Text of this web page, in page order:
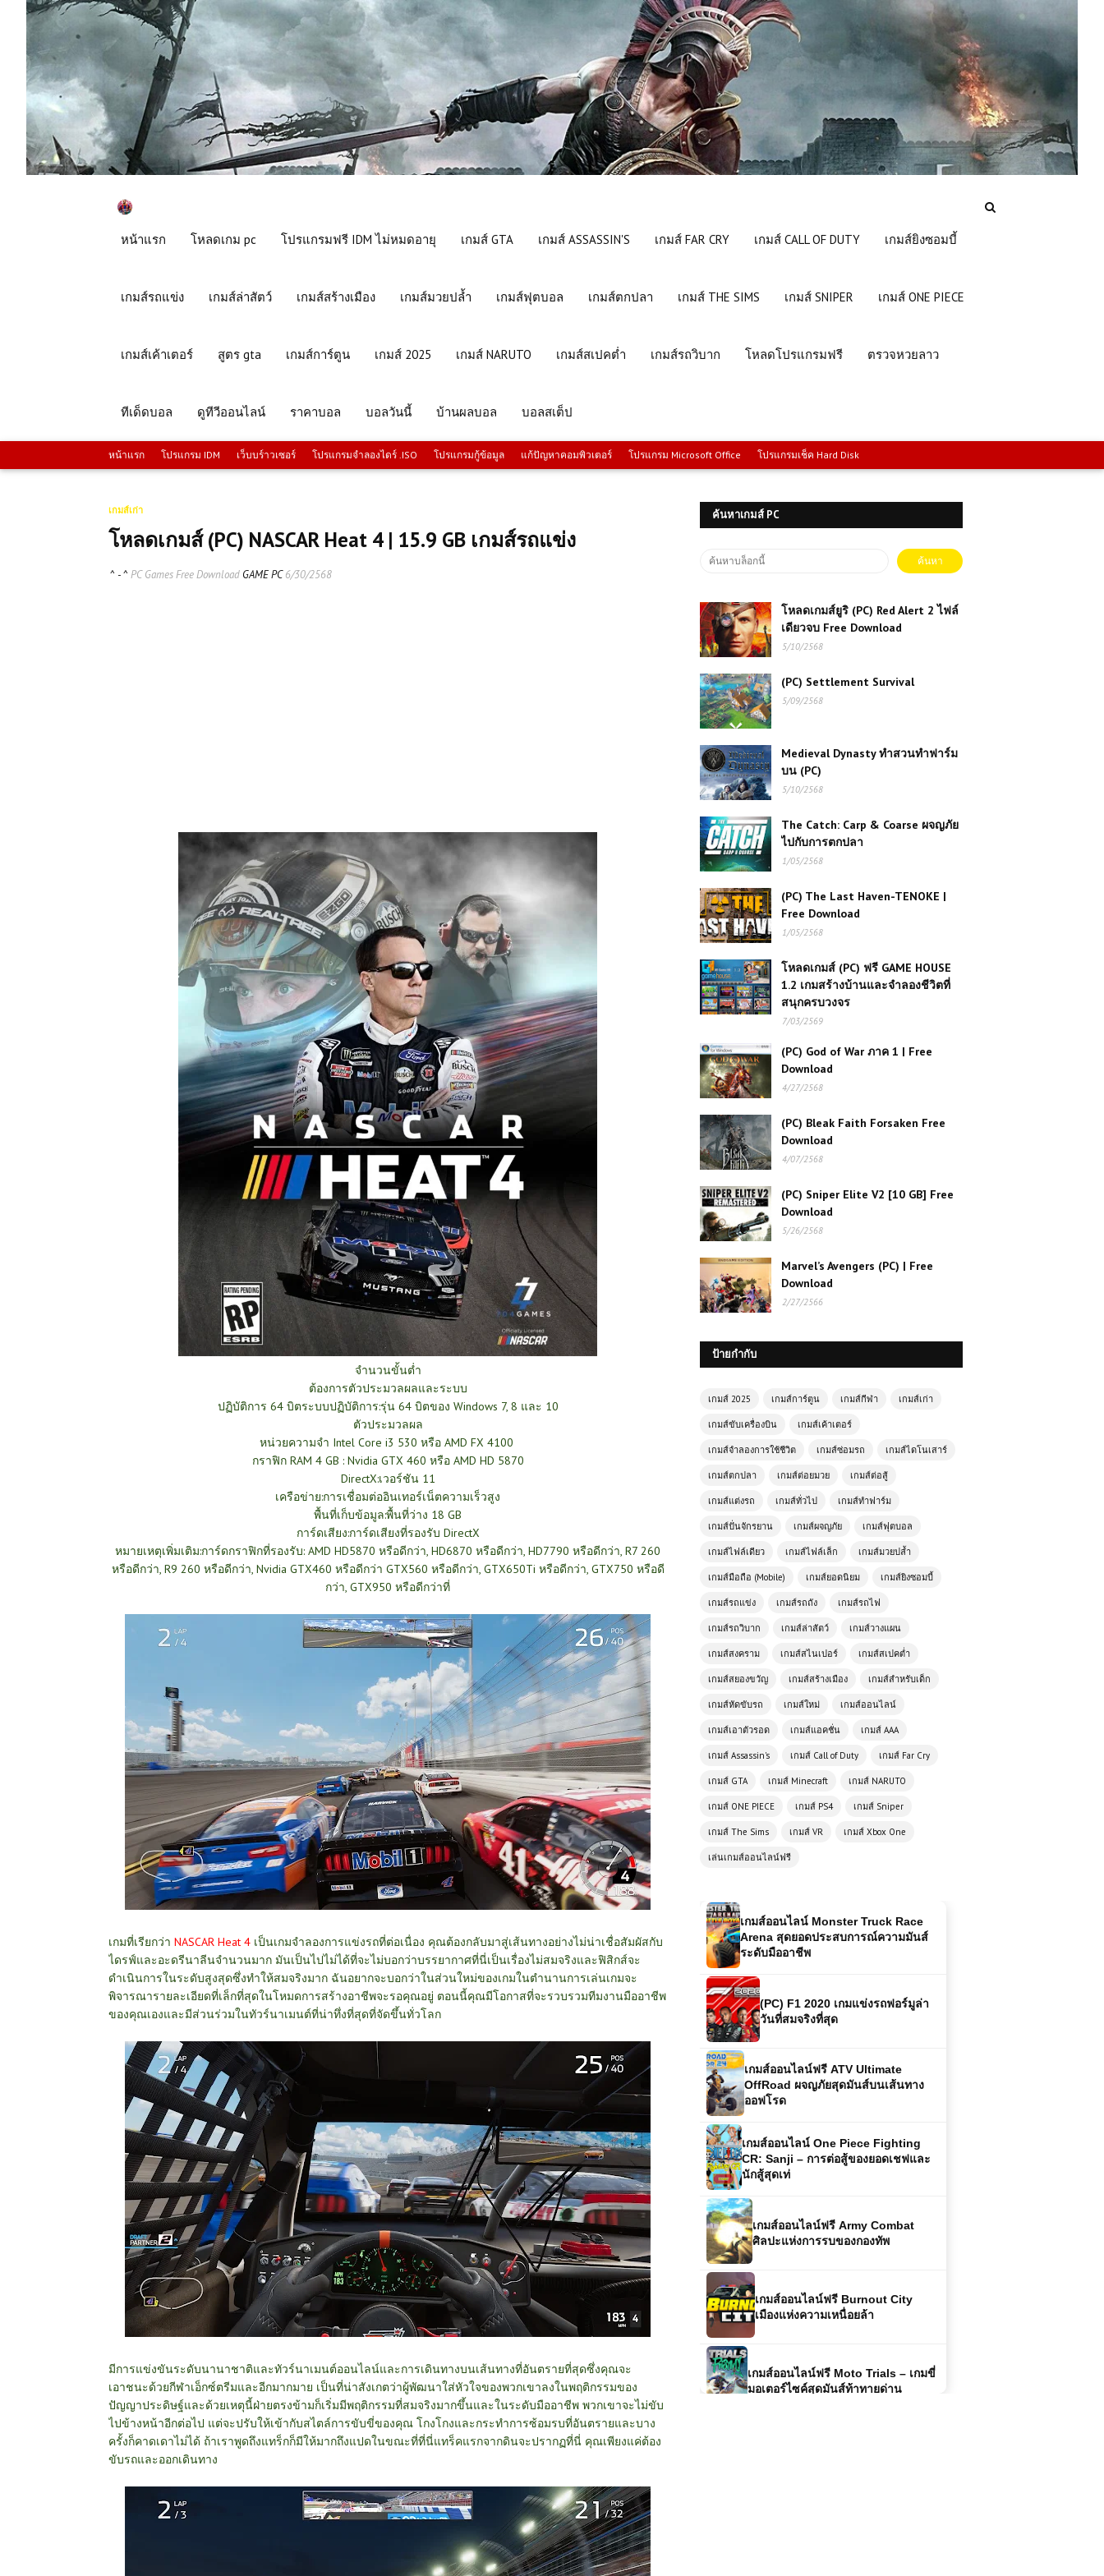
หน้าแรก โหลดเกม pc โปรแกรมฟรี IDM ไม่หมดอายุ เกมส์ GTA เกมส์ ASSASSIN'S เกมส์ FAR CRY เกมส์ CALL OF DUTY เกมส์ยิงซอมบี้
เกมส์รถแข่ง เกมส์ล่าสัตว์ เกมส์สร้างเมือง เกมส์มวยปล้ำ เกมส์ฟุตบอล เกมส์ตกปลา เกมส์ THE SIMS เกมส์ SNIPER เกมส์ ONE PIECE
เกมส์เค้าเตอร์ สูตร gta เกมส์การ์ตูน เกมส์ 2025 เกมส์ NARUTO เกมส์สเปคต่ำ เกมส์รถวิบาก โหลดโปรแกรมฟรี ตรวจหวยลาว
ทีเด็ดบอล ดูทีวีออนไลน์ ราคาบอล บอลวันนี้ บ้านผลบอล บอลสเต็ป
หน้าแรก โปรแกรม IDM เว็บบร์าวเซอร์ โปรแกรมจำลองไดร์ .ISO โปรแกรมกู้ข้อมูล แก้ปัญหาคอมพิวเตอร์ โปรแกรม Microsoft Office โปรแกรมเช็ค Hard Disk
เกมส์เก่า
โหลดเกมส์ (PC) NASCAR Heat 4 | 15.9 GB เกมส์รถแข่ง
^ - ^ PC Games Free Download GAME PC6/30/2568
จำนวนขั้นต่ำ
ต้องการตัวประมวลผลและระบบ
ปฏิบัติการ 64 บิตระบบปฏิบัติการ:รุ่น 64 บิตของ Windows 7, 8 และ 10
ตัวประมวลผล
หน่วยความจำ Intel Core i3 530 หรือ AMD FX 4100
กราฟิก RAM 4 GB : Nvidia GTX 460 หรือ AMD HD 5870
DirectX:เวอร์ชัน 11
เครือข่าย:การเชื่อมต่ออินเทอร์เน็ตความเร็วสูง
พื้นที่เก็บข้อมูล:พื้นที่ว่าง 18 GB
การ์ดเสียง:การ์ดเสียงที่รองรับ DirectX
หมายเหตุเพิ่มเติม:การ์ดกราฟิกที่รองรับ: AMD HD5870 หรือดีกว่า, HD6870 หรือดีกว่า, HD7790 หรือดีกว่า, R7 260
หรือดีกว่า, R9 260 หรือดีกว่า, Nvidia GTX460 หรือดีกว่า GTX560 หรือดีกว่า, GTX650Ti หรือดีกว่า, GTX750 หรือดี
กว่า, GTX950 หรือดีกว่าที่
เกมที่เรียกว่า NASCAR Heat 4 เป็นเกมจำลองการแข่งรถที่ต่อเนื่อง คุณต้องกลับมาสู่เส้นทางอย่างไม่น่าเชื่อสัมผัสกับ
ไดรฟ์และอะดรีนาลีนจำนวนมาก มันเป็นไปไม่ได้ที่จะไม่บอกว่าบรรยากาศที่นี่เป็นเรื่องไม่สมจริงและฟิสิกส์จะ
ดำเนินการในระดับสูงสุดซึ่งทำให้สมจริงมาก ฉันอยากจะบอกว่าในส่วนใหม่ของเกมในตำนานการเล่นเกมจะ
พิจารณารายละเอียดที่เล็กที่สุดในโหมดการสร้างอาชีพจะรอคุณอยู่ ตอนนี้คุณมีโอกาสที่จะรวบรวมทีมงานมืออาชีพ
ของคุณเองและมีส่วนร่วมในทัวร์นาเมนต์ที่น่าทึ่งที่สุดที่จัดขึ้นทั่วโลก
มีการแข่งขันระดับนานาชาติและทัวร์นาเมนต์ออนไลน์และการเดินทางบนเส้นทางที่อันตรายที่สุดซึ่งคุณจะ
เอาชนะด้วยกีฬาเอ็กซ์ตรีมและอีกมากมาย เป็นที่น่าสังเกตว่าผู้พัฒนาใส่หัวใจของพวกเขาลงในพฤติกรรมของ
ปัญญาประดิษฐ์และด้วยเหตุนี้ฝ่ายตรงข้ามก็เริ่มมีพฤติกรรมที่สมจริงมากขึ้นและในระดับมืออาชีพ พวกเขาจะไม่ขับ
ไปข้างหน้าอีกต่อไป แต่จะปรับให้เข้ากับสไตล์การขับขี่ของคุณ โกงโกงและกระทำการซ้อมรบที่อันตรายและบาง
ครั้งก็คาดเดาไม่ได้ ถ้าเราพูดถึงแทร็กก็มีให้มากถึงแปดในขณะที่ที่นี่แทร็คแรกจากดินจะปรากฏที่นี่ คุณเพียงแค่ต้อง
ขับรถและออกเดินทาง
ค้นหาเกมส์ PC
โหลดเกมส์ยูริ (PC) Red Alert 2 ไฟล์
เดียวจบ Free Download
5/10/2568
(PC) Settlement Survival
5/09/2568
Medieval Dynasty ทำสวนทำฟาร์ม
บน (PC)
5/10/2568
The Catch: Carp & Coarse ผจญภัย
ไปกับการตกปลา
1/05/2568
(PC) The Last Haven-TENOKE |
Free Download
1/05/2568
โหลดเกมส์ (PC) ฟรี GAME HOUSE
1.2 เกมสร้างบ้านและจำลองชีวิตที่
สนุกครบวงจร
7/03/2569
(PC) God of War ภาค 1 | Free
Download
4/27/2568
(PC) Bleak Faith Forsaken Free
Download
4/07/2568
(PC) Sniper Elite V2 [10 GB] Free
Download
5/26/2568
Marvel’s Avengers (PC) | Free
Download
2/27/2566
ป้ายกำกับ
เกมส์ 2025 เกมส์การ์ตูน เกมส์กีฬา เกมส์เก่า
เกมส์ขับเครื่องบิน เกมส์เค้าเตอร์
เกมส์จำลองการใช้ชีวิต เกมส์ซ่อมรถ เกมส์ไดโนเสาร์
เกมส์ตกปลา เกมส์ต่อยมวย เกมส์ต่อสู้
เกมส์แต่งรถ เกมส์ทั่วไป เกมส์ทำฟาร์ม
เกมส์ปั่นจักรยาน เกมส์ผจญภัย เกมส์ฟุตบอล
เกมส์ไฟล์เดียว เกมส์ไฟล์เล็ก เกมส์มวยปล้ำ
เกมส์มือถือ (Mobile) เกมส์ยอดนิยม เกมส์ยิงซอมบี้
เกมส์รถแข่ง เกมส์รถถัง เกมส์รถไฟ
เกมส์รถวิบาก เกมส์ล่าสัตว์ เกมส์วางแผน
เกมส์สงคราม เกมส์สไนเปอร์ เกมส์สเปคต่ำ
เกมส์สยองขวัญ เกมส์สร้างเมือง เกมส์สำหรับเด็ก
เกมส์หัดขับรถ เกมส์ใหม่ เกมส์ออนไลน์
เกมส์เอาตัวรอด เกมส์แอคชั่น เกมส์ AAA
เกมส์ Assassin's เกมส์ Call of Duty เกมส์ Far Cry
เกมส์ GTA เกมส์ Minecraft เกมส์ NARUTO
เกมส์ ONE PIECE เกมส์ PS4 เกมส์ Sniper
เกมส์ The Sims เกมส์ VR เกมส์ Xbox One
เล่นเกมส์ออนไลน์ฟรี
Road เกมซอมบี้
Fishing Simulator | 6.7 GB
เกมส์ออนไลน์ Battle Royale
รอดเป็นคนสุดท้าย!
เกมส์ออนไลน์ฟรี Rogue Sergeant:
สุดมันส์
เกมส์ออนไลน์ฟรี Racing Cars เกม
แข่งรถความเร็วสูง สนุกเร้าใจทุกสนาม
เล่นเกมส์ออนไลน์ฟรี Taxi Simulator
ควรพลาด
Arena สุดยอดประสบการณ์ความมันส์
(PC) F1 2020 เกมแข่งรถฟอร์มูล่า
วันที่สมจริงที่สุด
เกมส์ออนไลน์ฟรี ATV Ultimate
OffRoad ผจญภัยสุดมันส์บนเส้นทาง
ออฟโรด
เกมส์ออนไลน์ One Piece Fighting
CR: Sanji – การต่อสู้ของยอดเชฟและ
นักสู้สุดเท่
เกมส์ออนไลน์ฟรี Army Combat
ศิลปะแห่งการรบของกองทัพ
เกมส์ออนไลน์ฟรี Burnout City
เมืองแห่งความเหนื่อยล้า
เกมส์ออนไลน์ฟรี Moto Trials – เกมขี่
มอเตอร์ไซค์สุดมันส์ท้าทายด่าน
เกมส์ออนไลน์ฟรี Flash Bash – เกม
ต่อสู้สไตล์สตรีทสุดมันส์